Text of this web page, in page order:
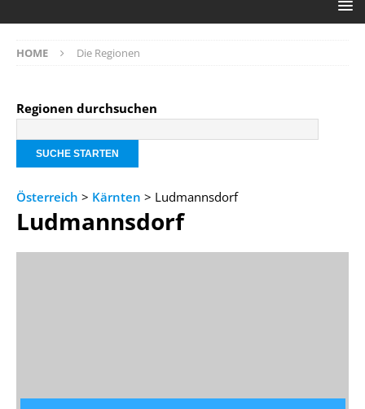
HOME Die Regionen
Regionen durchsuchen
Österreich > Kärnten > Ludmannsdorf
Ludmannsdorf